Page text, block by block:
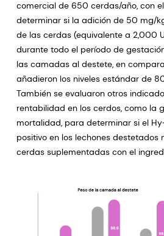
comercial de 650 cerdas/año, con
determinar si la adición de 50 mg/
de las cerdas (equivalente a 2,000
durante todo el período de
las camadas al destete, en
añadieron los niveles estándar de
También se evaluaron otros
rentabilidad en los cerdos, como la
mortalidad, para determinar si el
positivo en los lechones destetados
cerdas suplementadas con el